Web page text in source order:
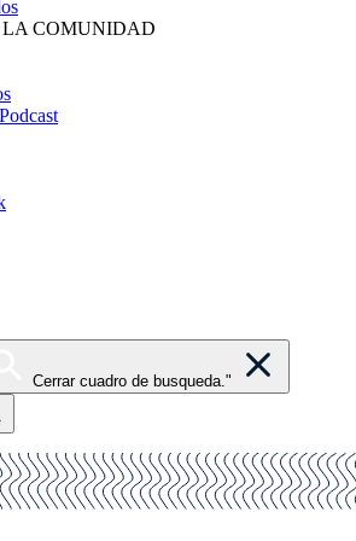
COMUNIDAD
Cerrar cuadro de busqueda."